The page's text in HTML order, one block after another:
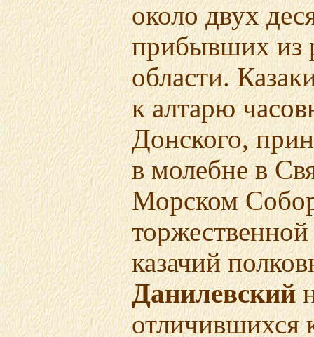
около двух
прибывших из
области.
к алтарю
Донского,
в молебнев
Морском
казачий
Данилевский
отличившихся